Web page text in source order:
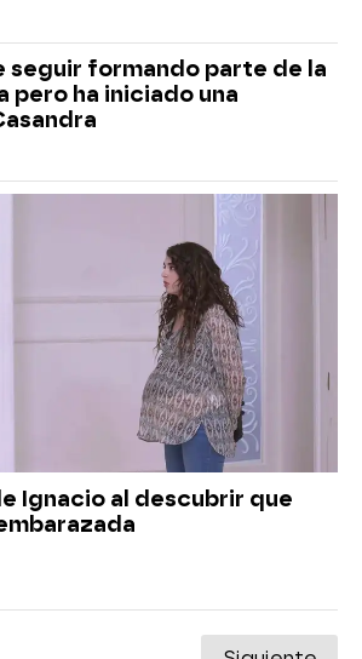
seguir formando parte de la
pero ha iniciado una
Ignacio al descubrir que